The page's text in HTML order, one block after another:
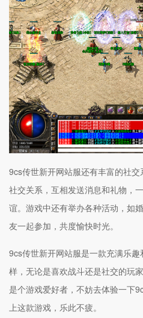
9cs传世新开网站服还有丰富的社
社交关系，互相发送消息和礼物，
谊。游戏中还有举办各种活动，如
友一起参加，共度愉快时光。
9cs传世新开网站服是一款充满乐
样，无论是喜欢战斗还是社交的玩
是个游戏爱好者，不妨去体验一下
上这款游戏，乐此不疲。